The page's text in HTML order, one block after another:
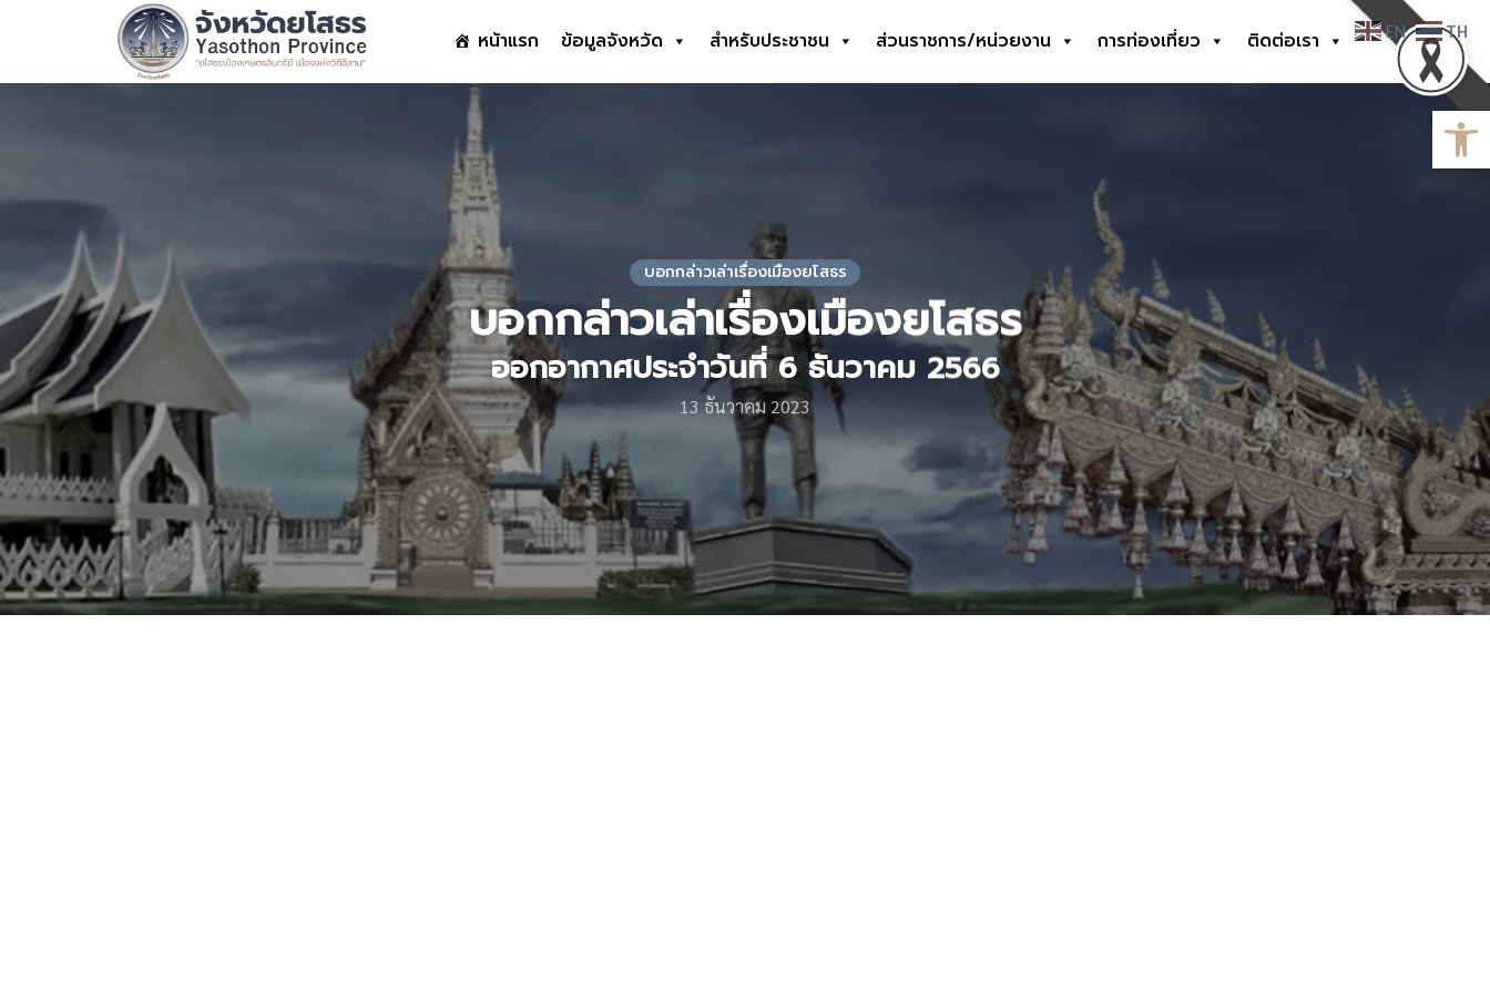
หน้าแรก ข้อมูลจังหวัด สำหรับประชาชน ส่วนราชการ/หน่วยงาน การท่องเที่ยว
ติดต่อเรา
Search
for:
บอกกล่าวเล่าเรื่องเมืองยโสธร
บอกกล่าวเล่าเรื่องเมืองยโสธร
ออกอากาศประจำวันที่ 6 ธันวาคม 2566
13 ธันวาคม 2023
EN TH